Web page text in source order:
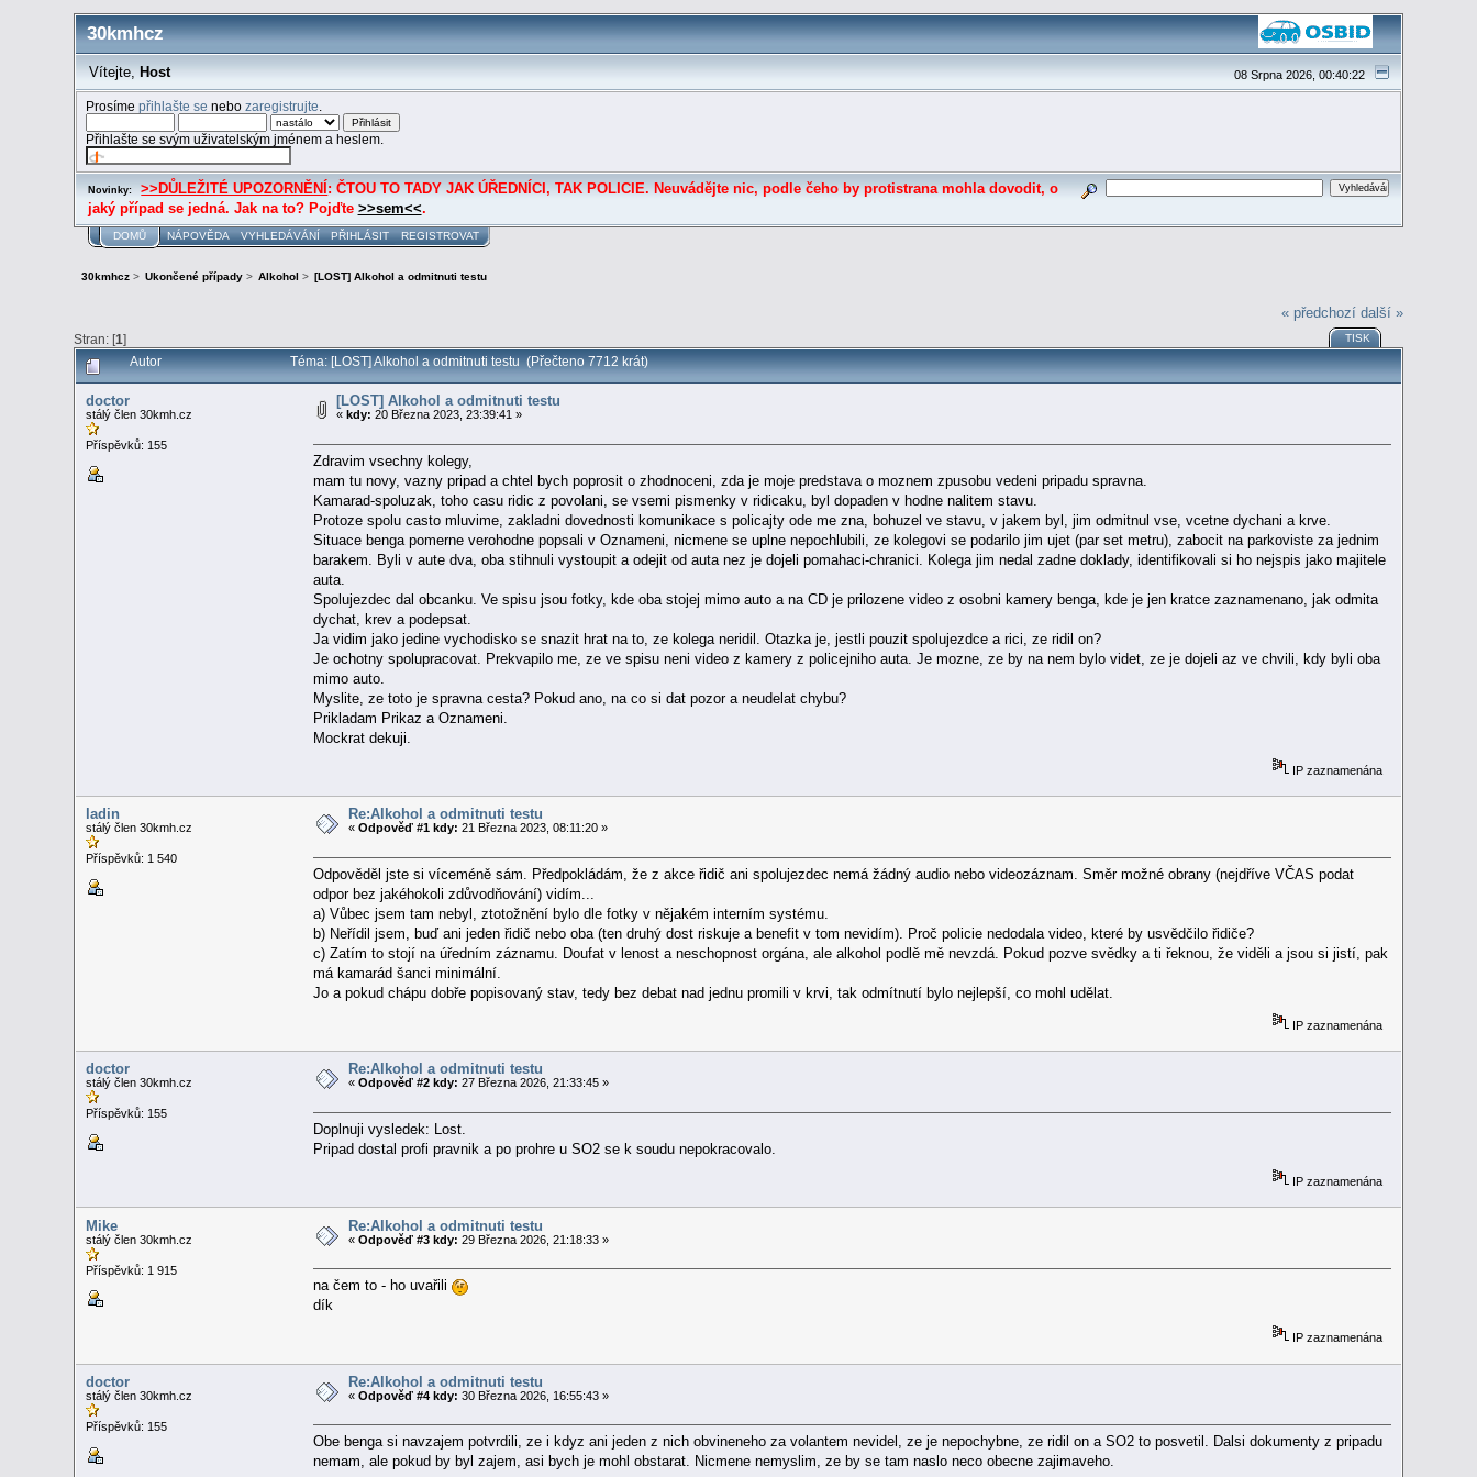
30kmhcz
08 Srpna 2026, 00:40:22
Vítejte, Host
Prosímepřihlašte se nebozaregistrujte
Přihlašte se svým uživatelským jménem a heslem.
Novinky: >>DŮLEŽITÉ UPOZORNĚNÍ : ČTOU TO TADY JAK ÚŘEDNÍCI, TAK POLICIE. Neuvádějte nic, podle čeho by protistrana mohla dovodit, o
jaký případ se jedná. Jak na to? Pojďte >>sem<<.
DOMŮ NÁPOVĚDA VYHLEDÁVÁNÍ PŘIHLÁSIT REGISTROVAT
30kmhcz> Ukončené případy> Alkohol > [LOST] Alkohol a odmitnuti testu
« předchozí další »
Stran: [1] TISK
Autor Téma: [LOST] Alkohol a odmitnuti testu (Přečteno 7712 krát)
doctor
stálý člen 30kmh.cz
Příspěvků: 155
[LOST] Alkohol a odmitnuti testu
« kdy: 20 Března 2023, 23:39:41 »
Zdravim vsechny kolegy,
mam tu novy, vazny pripad a chtel bych poprosit o zhodnoceni, zda je moje predstava o moznem zpusobu vedeni pripadu spravna.
Kamarad-spoluzak, toho casu ridic z povolani, se vsemi pismenky v ridicaku, byl dopaden v hodne nalitem stavu.
Protoze spolu casto mluvime, zakladni dovednosti komunikace s policajty ode me zna, bohuzel ve stavu, v jakem byl, jim odmitnul vse, vcetne dychani a krve.
Situace benga pomerne verohodne popsali v Oznameni, nicmene se uplne nepochlubili, ze kolegovi se podarilo jim ujet (par set metru), zabocit na parkoviste za jednim
barakem. Byli v aute dva, oba stihnuli vystoupit a odejit od auta nez je dojeli pomahaci-chranici. Kolega jim nedal zadne doklady, identifikovali si ho nejspis jako majitele
auta.
Spolujezdec dal obcanku. Ve spisu jsou fotky, kde oba stojej mimo auto a na CD je prilozene video z osobni kamery benga, kde je jen kratce zaznamenano, jak odmita
dychat, krev a podepsat.
Ja vidim jako jedine vychodisko se snazit hrat na to, ze kolega neridil. Otazka je, jestli pouzit spolujezdce a rici, ze ridil on?
Je ochotny spolupracovat. Prekvapilo me, ze ve spisu neni video z kamery z policejniho auta. Je mozne, ze by na nem bylo videt, ze je dojeli az ve chvili, kdy byli oba
mimo auto.
Myslite, ze toto je spravna cesta? Pokud ano, na co si dat pozor a neudelat chybu?
Prikladam Prikaz a Oznameni.
Mockrat dekuji.
IP zaznamenána
ladin
stálý člen 30kmh.cz
Příspěvků: 1 540
Re:Alkohol a odmitnuti testu
«Odpověď #1 kdy: 21 Března 2023, 08:11:20 »
Odpověděl jste si víceméně sám. Předpokládám, že z akce řidič ani spolujezdec nemá žádný audio nebo videozáznam. Směr možné obrany (nejdříve VČAS podat
odpor bez jakéhokoli zdůvodňování) vidím...
a) Vůbec jsem tam nebyl, ztotožnění bylo dle fotky v nějakém interním systému.
b) Neřídil jsem, buď ani jeden řidič nebo oba (ten druhý dost riskuje a benefit v tom nevidím). Proč policie nedodala video, které by usvědčilo řidiče?
c) Zatím to stojí na úředním záznamu. Doufat v lenost a neschopnost orgána, ale alkohol podlě mě nevzdá. Pokud pozve svědky a ti řeknou, že viděli a jsou si jistí, pak
má kamarád šanci minimální.
Jo a pokud chápu dobře popisovaný stav, tedy bez debat nad jednu promili v krvi, tak odmítnutí bylo nejlepší, co mohl udělat.
IP zaznamenána
doctor
stálý člen 30kmh.cz
Příspěvků: 155
Re:Alkohol a odmitnuti testu
«Odpověď #2 kdy: 27 Března 2026, 21:33:45 »
Doplnuji vysledek: Lost.
Pripad dostal profi pravnik a po prohre u SO2 se k soudu nepokracovalo.
IP zaznamenána
Mike
stálý člen 30kmh.cz
Příspěvků: 1 915
Re:Alkohol a odmitnuti testu
«Odpověď #3 kdy: 29 Března 2026, 21:18:33 »
na čem to - ho uvařili
dík
IP zaznamenána
doctor
stálý člen 30kmh.cz
Příspěvků: 155
Re:Alkohol a odmitnuti testu
«Odpověď #4 kdy: 30 Března 2026, 16:55:43 »
Obe benga si navzajem potvrdili, ze i kdyz ani jeden z nich obvineneho za volantem nevidel, ze je nepochybne, ze ridil on a SO2 to posvetil. Dalsi dokumenty z pripadu
nemam, ale pokud by byl zajem, asi bych je mohl obstarat. Nicmene nemyslim, ze by se tam naslo neco obecne zajimaveho.